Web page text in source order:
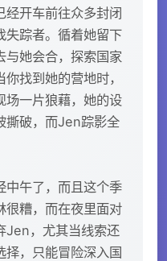
经开车前往众多封闭
失踪者。循着她留下
与她会合，探索国家
找到她的营地时，
场一片狼藉，她的设
撕破，而Jen踪影全
中午了，而且这个季
很糟，而在夜里面对
Jen，尤其当线索还
择，只能冒险深入国